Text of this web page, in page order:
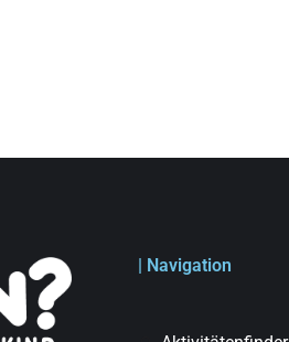
| Navigation